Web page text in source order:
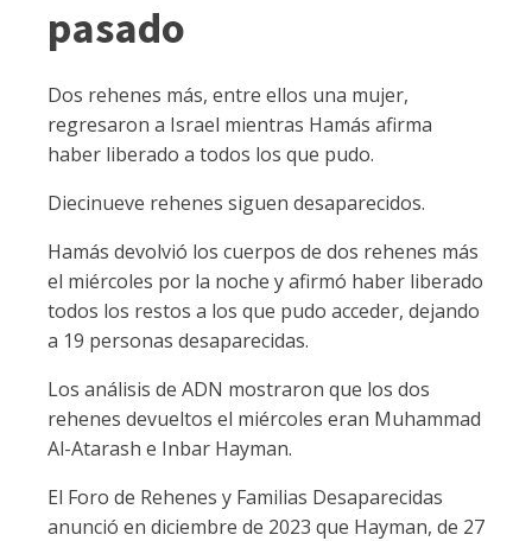
pasado
Dos rehenes más, entre ellos una mujer,
regresaron a Israel mientras Hamás afirma
haber liberado a todos los que pudo.
Diecinueve rehenes siguen desaparecidos.
Hamás devolvió los cuerpos de dos rehenes más
el miércoles por la noche y afirmó haber liberado
todos los restos a los que pudo acceder, dejando
a 19 personas desaparecidas.
Los análisis de ADN mostraron que los dos
rehenes devueltos el miércoles eran Muhammad
Al-Atarash e Inbar Hayman.
El Foro de Rehenes y Familias Desaparecidas
anunció en diciembre de 2023 que Hayman, de 27